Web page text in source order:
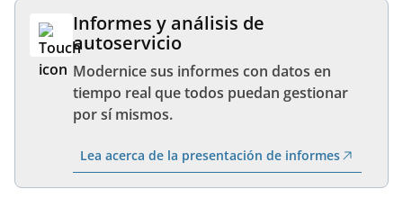
Informes y análisis de
autoservicio
Modernice sus informes con datos en
tiempo real que todos puedan gestionar
por sí mismos.
Lea acerca de la presentación de informes